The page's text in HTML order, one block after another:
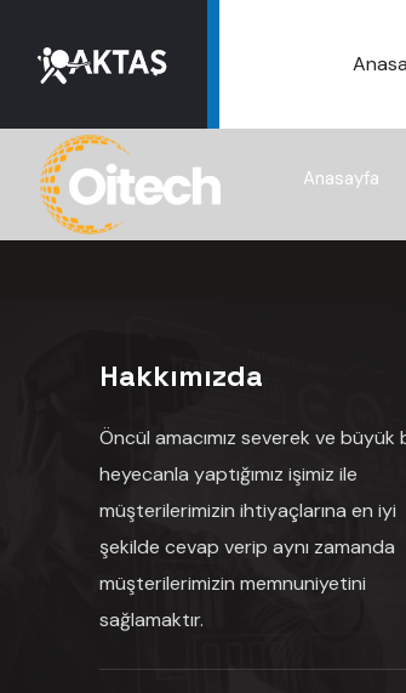
Anasayfa
Hakkımızda
Öncül amacımız severek ve büyük
heyecanla yaptığımız işimiz ile
müşterilerimizin ihtiyaçlarına en iyi
şekilde cevap verip aynı zamanda
müşterilerimizin memnuniyetini
sağlamaktır.